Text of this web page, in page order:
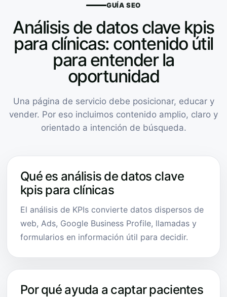
GUÍA SEO
Análisis de datos clave kpis
para clínicas: contenido útil
para entender la
oportunidad
Una página de servicio debe posicionar, educar y
vender. Por eso incluimos contenido amplio, claro y
orientado a intención de búsqueda.
Qué es análisis de datos clave
kpis para clínicas
El análisis de KPIs convierte datos dispersos de
web, Ads, Google Business Profile, llamadas y
formularios en información útil para decidir.
Por qué ayuda a captar pacientes